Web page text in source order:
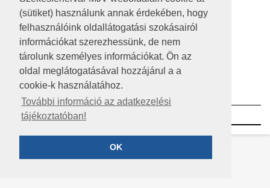
(sütiket) használunk annak érdekében, hogy
felhasználóink oldallátogatási szokásairól
információkat szerezhessünk, de nem
tárolunk személyes információkat. Ön az
oldal meglátogatásával hozzájárul a a
cookie-k használatához.
További információ az adatkezelési
tájékoztatóban!
OK
IMPRESSZUM
MÉDIAAJÁNLAT
KÖZÉRDEKŰ ADATOK
ADATVÉDELEM
©2023 SZÉKESFEHÉRVÁR MEGYEI JOGÚ VÁROS